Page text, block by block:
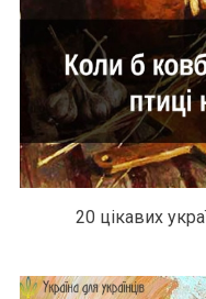
20 цікавих